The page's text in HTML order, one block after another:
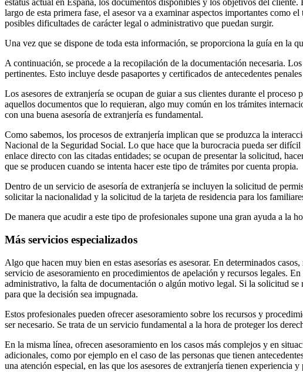
estatus actual en España, los documentos disponibles y los objetivos del
largo de esta primera fase, el asesor va a examinar aspectos importantes
posibles dificultades de carácter legal o administrativo que puedan surgir.
Una vez que se dispone de toda esta información, se proporciona la guía en la
A continuación, se procede a la recopilación de la documentación necesaria.
pertinentes. Esto incluye desde pasaportes y certificados de antecedentes
Los asesores de extranjería se ocupan de guiar a sus clientes durante el
aquellos documentos que lo requieran, algo muy común en los trámites
con una buena asesoría de extranjería es fundamental.
Como sabemos, los procesos de extranjería implican que se produzca la
Nacional de la Seguridad Social. Lo que hace que la burocracia pueda ser
enlace directo con las citadas entidades; se ocupan de presentar la solicitud,
que se producen cuando se intenta hacer este tipo de trámites por cuenta propia.
Dentro de un servicio de asesoría de extranjería se incluyen la solicitud de
solicitar la nacionalidad y la solicitud de la tarjeta de residencia para los
De manera que acudir a este tipo de profesionales supone una gran ayuda a la
Más servicios especializados
Algo que hacen muy bien en estas asesorías es asesorar. En determinados
servicio de asesoramiento en procedimientos de apelación y recursos legales.
administrativo, la falta de documentación o algún motivo legal. Si la solicitud
para que la decisión sea impugnada.
Estos profesionales pueden ofrecer asesoramiento sobre los recursos y
ser necesario. Se trata de un servicio fundamental a la hora de proteger los
En la misma línea, ofrecen asesoramiento en los casos más complejos y en
adicionales, como por ejemplo en el caso de las personas que tienen
una atención especial, en las que los asesores de extranjería tienen experiencia